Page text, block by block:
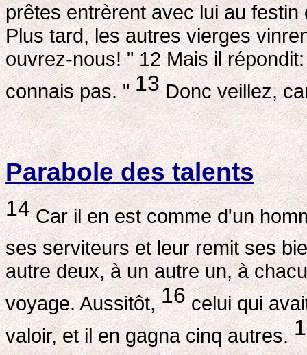
prêtes entrèrent avec lui au
Plus tard, les autres vierges
ouvrez-nous! " 12 Mais il
connais pas. "13Donc veillez,
Parabole des talents
14Car il en est comme d'un
ses serviteurs et leur remit ses
autre deux, à un autre un, à
voyage. Aussitôt,16celui qui
valoir, et il en gagna cinq autres.